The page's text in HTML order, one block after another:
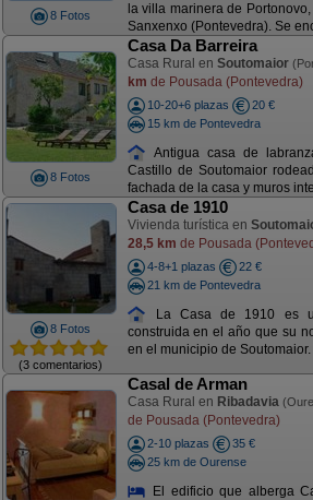
8 Fotos
la villa marinera de
Sanxenxo (Pontevedra). Se
8 Fotos
Casa Da Barreira
Casa Rural en Soutomaior
km de Pousada (Pontevedra)
10-20+6 plazas
20 €
15 km de Pontevedra
Antigua casa de
Castillo de Soutomaior
fachada de la casa y muros
8 Fotos
(3 comentarios)
Casa de 1910
Vivienda turística en
28,5 km de Pousada
4-8+1 plazas
22 €
21 km de Pontevedra
La Casa de 1910 es
construida en el año que su
en el municipio de
Casal de Arman
Casa Rural en Ribadavia
de Pousada (Pontevedra)
2-10 plazas
35 €
25 km de Ourense
El edificio que alberga